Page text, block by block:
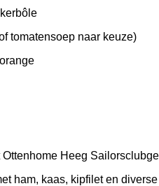
tomatensoep naar keuze)
€
Heeg
ham, kaas, kipfilet en